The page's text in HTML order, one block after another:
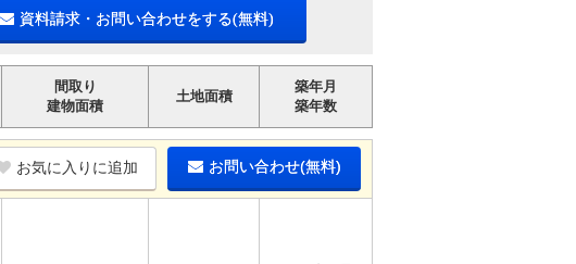
資料請求・お問い合わせをする(無料)
間取り
建物面積
土地面積
築年月
築年数
お気に入りに追加 お問い合わせ(無料)